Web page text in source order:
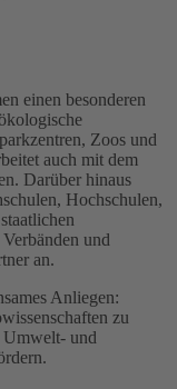
einen besonderen
Zoos und
auch mit dem
Darüber hinaus
Hochschulen,
und
an.
Anliegen:
zu
Umwelt- und